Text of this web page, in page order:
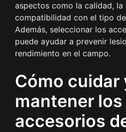
aspectos como la calidad,
compatibilidad con el tipo
Además, seleccionar los
puede ayudar a prevenir
rendimiento en el campo.
Cómo cuidar
mantener los
accesorios